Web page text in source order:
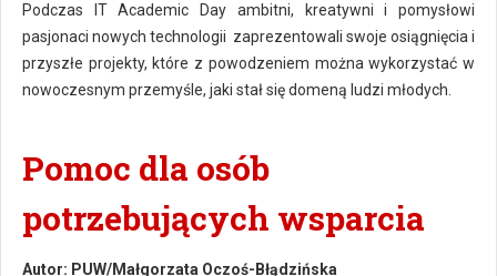
Podczas IT Academic Day ambitni, kreatywni i pomysłowi
pasjonaci nowych technologii zaprezentowali swoje osiągnięcia i
przyszłe projekty, które z powodzeniem można wykorzystać w
nowoczesnym przemyśle, jaki stał się domeną ludzi młodych.
Pomoc dla osób
potrzebujących wsparcia
Autor: PUW/Małgorzata Oczoś-Błądzińska